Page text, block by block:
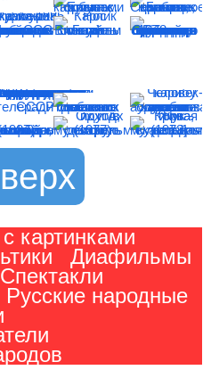
картинками
Диафильмы
Спектакли
Русские народные